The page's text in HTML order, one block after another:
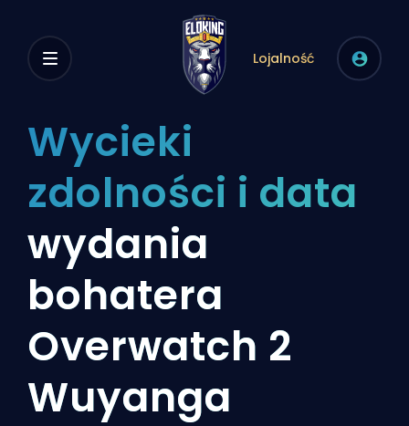
Lojalność
Wycieki
zdolności i data
wydania
bohatera
Overwatch 2
Wuyanga